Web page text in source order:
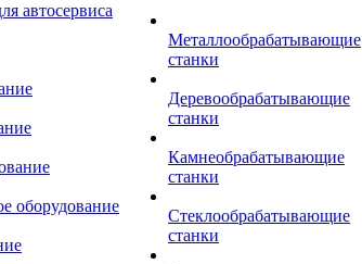
автосервиса
оборудование
Металлообрабатывающие
станки
Деревообрабатывающие
станки
Камнеобрабатывающие
станки
Стеклообрабатывающие
станки